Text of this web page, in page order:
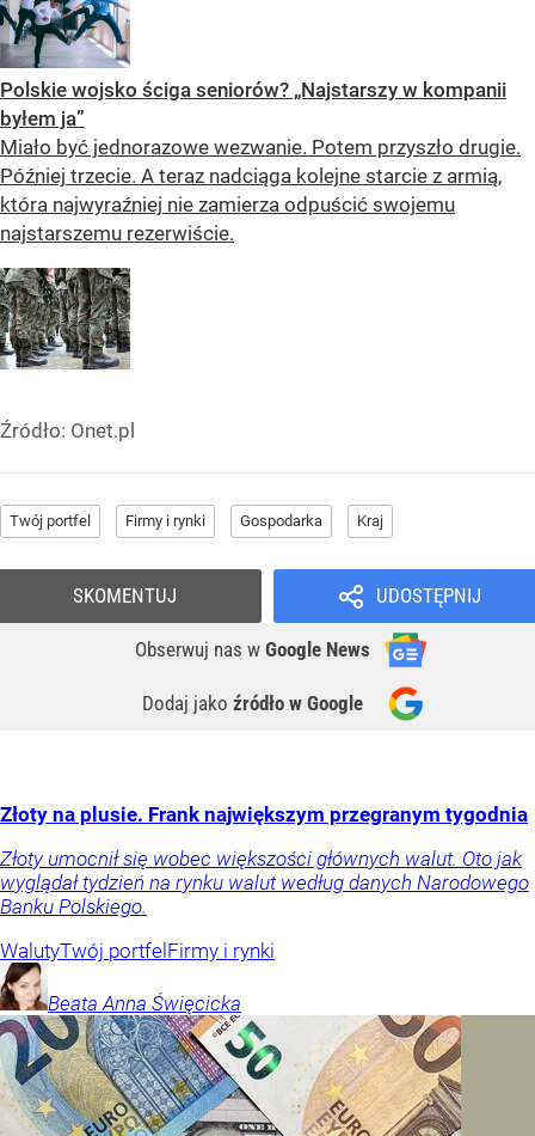
Polskie wojsko ściga seniorów? „Najstarszy w kompanii
byłem ja”
Miało być jednorazowe wezwanie. Potem przyszło drugie.
Później trzecie. A teraz nadciąga kolejne starcie z armią,
która najwyraźniej nie zamierza odpuścić swojemu
najstarszemu rezerwiście.
Źródło: Onet.pl
Twój portfel Firmy i rynki Gospodarka Kraj
UDOSTĘPNIJ
Obserwuj nas w Google News
Dodaj jako źródło w Google
SKOMENTUJ
Złoty na plusie. Frank największym przegranym tygodnia
Złoty umocnił się wobec większości głównych walut. Oto jak
wyglądał tydzień na rynku walut według danych Narodowego
Banku Polskiego.
WalutyTwój portfelFirmy i rynki
Beata Anna Święcicka